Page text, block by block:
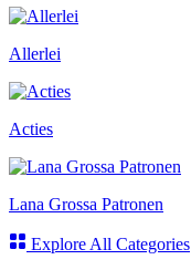
Allerlei
Acties
Lana Grossa Patronen
Explore All Categories